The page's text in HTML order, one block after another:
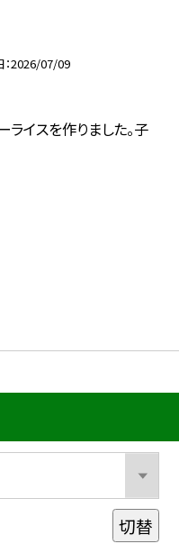
2026/07/09
イスを作りました。子
切替